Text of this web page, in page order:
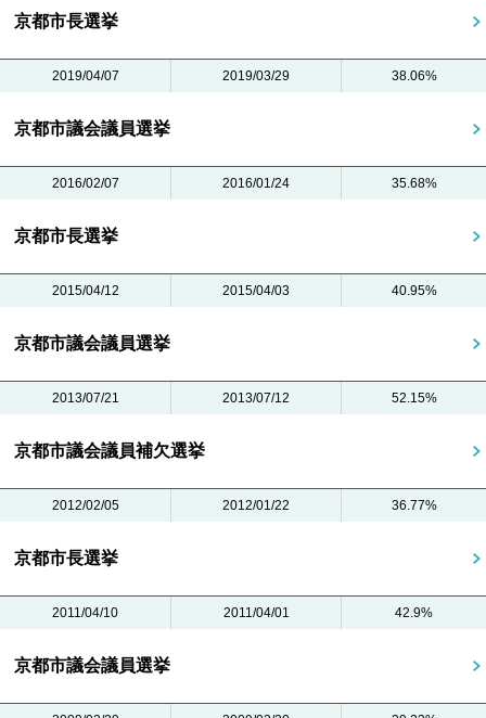
京都市長選挙
2019/04/07 2019/03/29 38.06%
京都市議会議員選挙
2016/02/07 2016/01/24 35.68%
京都市長選挙
2015/04/12 2015/04/03 40.95%
京都市議会議員選挙
2013/07/21 2013/07/12 52.15%
京都市議会議員補欠選挙
2012/02/05 2012/01/22 36.77%
京都市長選挙
2011/04/10 2011/04/01 42.9%
京都市議会議員選挙